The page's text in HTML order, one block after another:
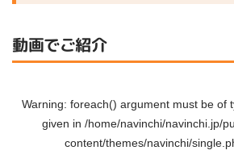
動画でご紹介
Warning: foreach() argument must be of
given in /home/navinchi/navinchi.jp/
content/themes/navinchi/